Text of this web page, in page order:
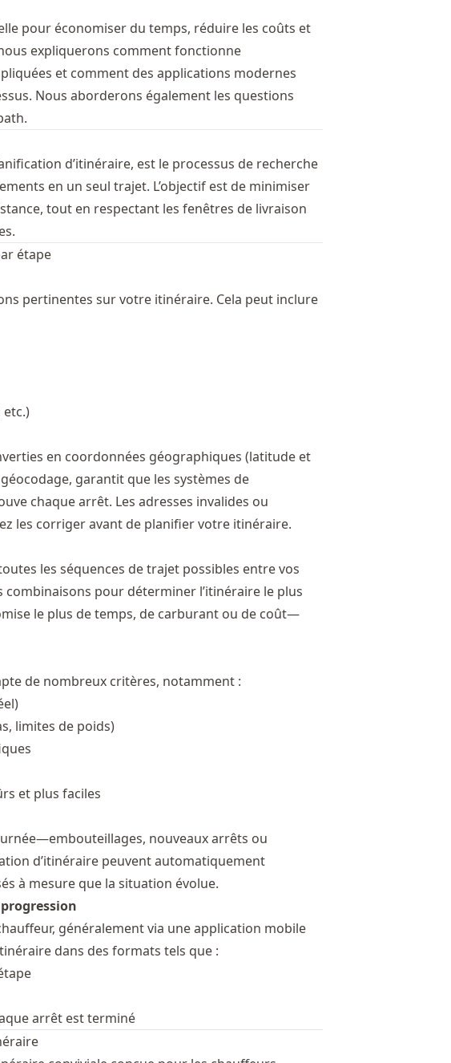
pour économiser du temps, réduire les coûts et
expliquerons comment fonctionne
et comment des applications modernes
Nous aborderons également les questions
d’itinéraire, est le processus de recherche
en un seul trajet. L’objectif est de minimiser
tout en respectant les fenêtres de livraison
étape
pertinentes sur votre itinéraire. Cela peut inclure
en coordonnées géographiques (latitude et
garantit que les systèmes de
chaque arrêt. Les adresses invalides ou
les corriger avant de planifier votre itinéraire.
les séquences de trajet possibles entre vos
pour déterminer l’itinéraire le plus
le plus de temps, de carburant ou de coût—
de nombreux critères, notamment :
limites de poids)
et plus faciles
nouveaux arrêts ou
d’itinéraire peuvent automatiquement
à mesure que la situation évolue.
généralement via une application mobile
dans des formats tels que :
arrêt est terminé